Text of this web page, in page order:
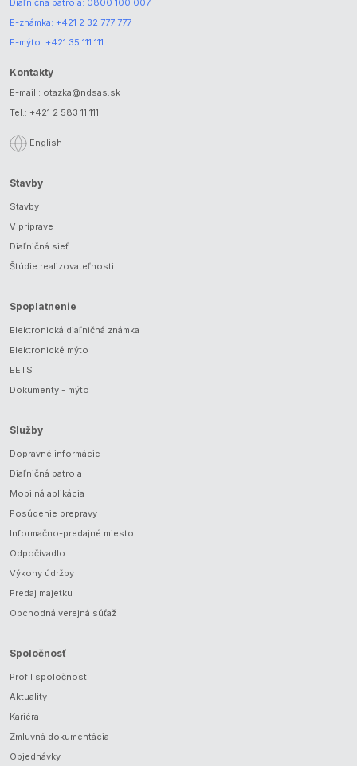
Diaľničná patrola: 0800 100 007
E-známka: +421 2 32 777 777
E-mýto: +421 35 111 111
Kontakty
E-mail.: otazka@ndsas.sk
Tel.: +421 2 583 11 111
English
Stavby
Stavby
V príprave
Diaľničná sieť
Štúdie realizovateľnosti
Spoplatnenie
Elektronická diaľničná známka
Elektronické mýto
EETS
Dokumenty - mýto
Služby
Dopravné informácie
Diaľničná patrola
Mobilná aplikácia
Posúdenie prepravy
Informačno-predajné miesto
Odpočívadlo
Výkony údržby
Predaj majetku
Obchodná verejná súťaž
Spoločnosť
Profil spoločnosti
Aktuality
Kariéra
Zmluvná dokumentácia
Objednávky